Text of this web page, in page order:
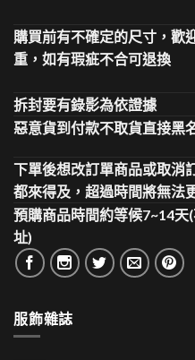
購買前有不確定的尺寸，歡
重，如有瑕疵不合可退換
拆封要有錄影為依證據
惡意貨到付款不取貨直接黑
下單後想改訂單商品或取消
都來得及，超過時間將無法
預購商品時間約等候7~14
址)
服飾雜誌